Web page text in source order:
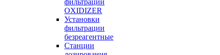
фильтрации
OXIDIZER
Установки
фильтрации
безреагентные
Станции